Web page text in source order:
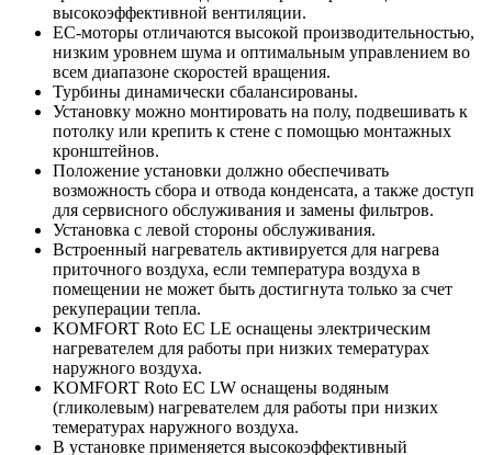
высокоэффективной вентиляции.
ЕС-моторы отличаются высокой производительностью,
низким уровнем шума и оптимальным управлением во
всем диапазоне скоростей вращения.
Турбины динамически сбалансированы.
Установку можно монтировать на полу, подвешивать к
потолку или крепить к стене с помощью монтажных
кронштейнов.
Положение установки должно обеспечивать
возможность сбора и отвода конденсата, а также доступ
для сервисного обслуживания и замены фильтров.
Установка с левой стороны обслуживания.
Встроенный нагреватель активируется для нагрева
приточного воздуха, если температура воздуха в
помещении не может быть достигнута только за счет
рекуперации тепла.
KOMFORT Roto EC LE оснащены электрическим
нагревателем для работы при низких темературах
наружного воздуха.
KOMFORT Roto EC LW оснащены водяным
(гликолевым) нагревателем для работы при низких
темературах наружного воздуха.
В установке применяется высокоэффективный